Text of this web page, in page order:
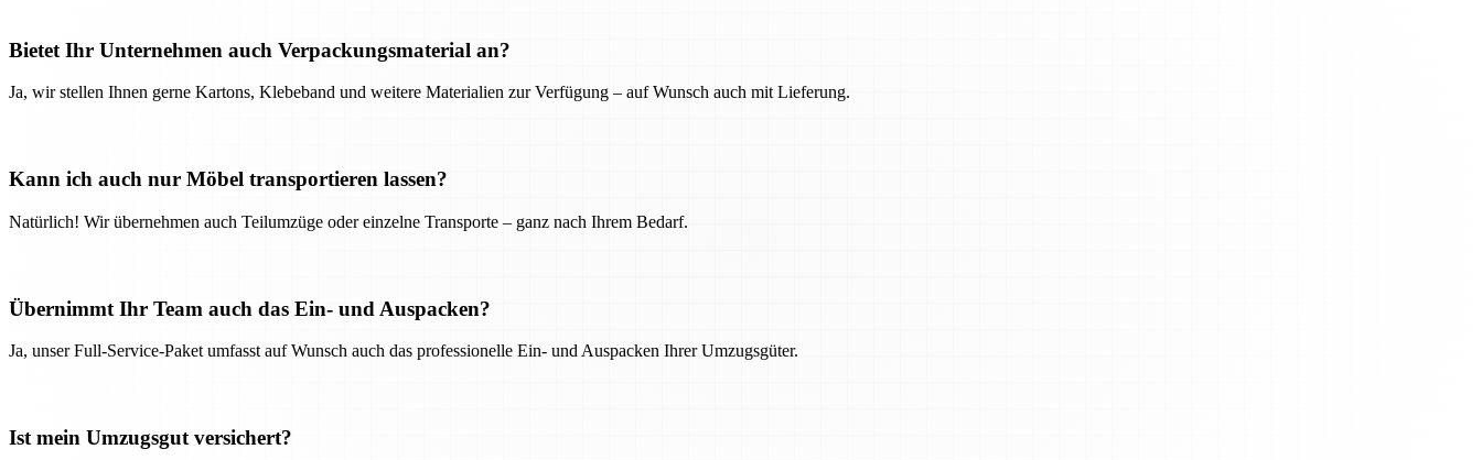
Bietet Ihr Unternehmen auch Verpackungsmaterial an?
Ja, wir stellen Ihnen gerne Kartons, Klebeband und weitere Materialien zur Verfügung – auf Wunsch auch mit Lieferung.
Kann ich auch nur Möbel transportieren lassen?
Natürlich! Wir übernehmen auch Teilumzüge oder einzelne Transporte – ganz nach Ihrem Bedarf.
Übernimmt Ihr Team auch das Ein- und Auspacken?
Ja, unser Full-Service-Paket umfasst auf Wunsch auch das professionelle Ein- und Auspacken Ihrer Umzugsgüter.
Ist mein Umzugsgut versichert?